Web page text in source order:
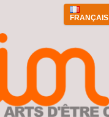
FRANÇAIS